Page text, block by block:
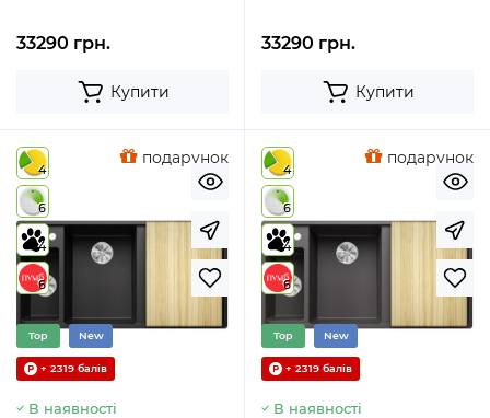
33290 грн.
Купити
33290 грн.
Купити
4
6
4
6
подарунок
Top New
+ 2319 балів
В наявності
4
6
4
6
подарунок
Top New
+ 2319 балів
В наявності